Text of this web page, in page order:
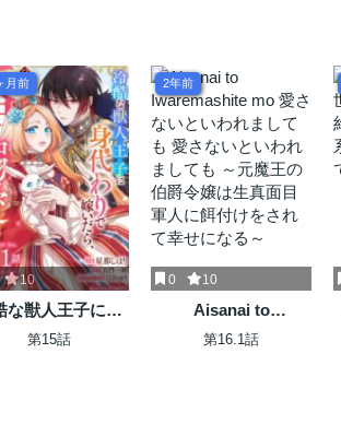
月前
10
な獣人王子に身
りで嫁いだら、
第15話
2年前
0 10
Aisanai to
Iwaremashite mo 愛
第16.1話